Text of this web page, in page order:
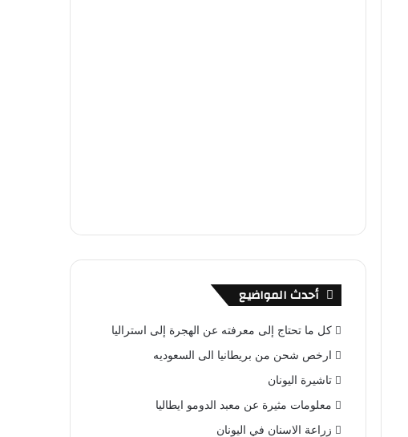
أحدث المواضيع
كل ما تحتاج إلى معرفته عن الهجرة إلى استراليا
ارخص شحن من بريطانيا الى السعوديه
تاشيرة اليونان
معلومات مثيرة عن معبد الدومو ايطاليا
زراعة الاسنان في اليونان